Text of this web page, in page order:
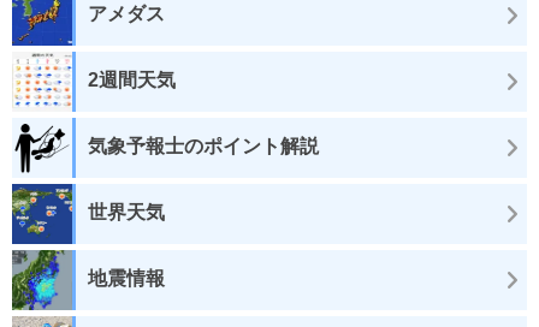
アメダス
2週間天気
気象予報士のポイント解説
世界天気
地震情報